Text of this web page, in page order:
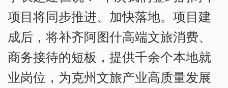
项目将同步推进、加快落地。项目建
成后，将补齐阿图什高端文旅消费、
商务接待的短板，提供千余个本地就
业岗位，为克州文旅产业高质量发展